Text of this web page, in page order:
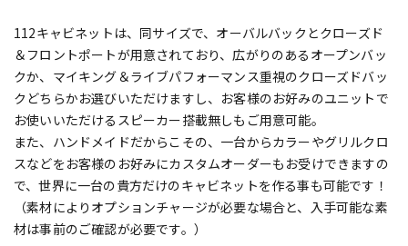
112キャビネットは、同サイズで、オーバルバックとクローズド
＆フロントポートが用意されており、広がりのあるオープンバッ
クか、マイキング＆ライブパフォーマンス重視のクローズドバッ
クどちらかお選びいただけますし、お客様のお好みのユニットで
お使いいただけるスピーカー搭載無しもご用意可能。
また、ハンドメイドだからこその、一台からカラーやグリルクロ
スなどをお客様のお好みにカスタムオーダーもお受けできますの
で、世界に一台の貴方だけのキャビネットを作る事も可能です！
（素材によりオプションチャージが必要な場合と、入手可能な素
材は事前のご確認が必要です。）